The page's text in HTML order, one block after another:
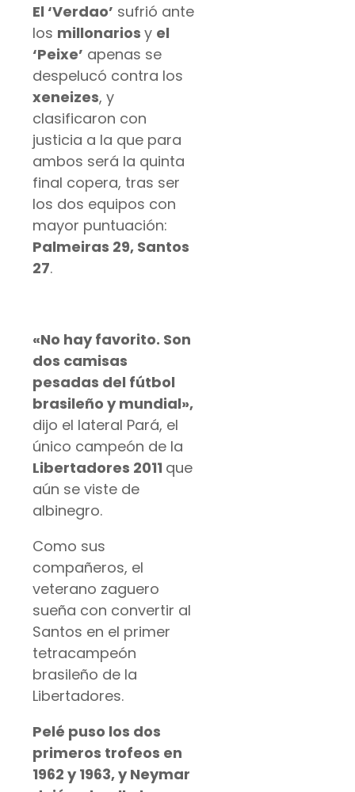
El ‘Verdao’ sufrió ante
los millonarios y el
‘Peixe’ apenas se
despelucó contra los
xeneizes, y
clasificaron con
justicia a la que para
ambos será la quinta
final copera, tras ser
los dos equipos con
mayor puntuación:
Palmeiras 29, Santos
27.
«No hay favorito. Son
dos camisas
pesadas del fútbol
brasileño y mundial»,
dijo el lateral Pará, el
único campeón de la
Libertadores 2011 que
aún se viste de
albinegro.
Como sus
compañeros, el
veterano zaguero
sueña con convertir al
Santos en el primer
tetracampeón
brasileño de la
Libertadores.
Pelé puso los dos
primeros trofeos en
1962 y 1963, y Neymar